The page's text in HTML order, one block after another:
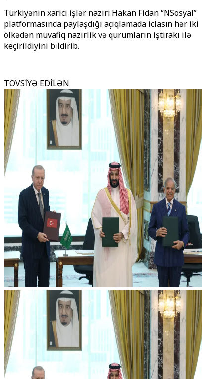
Türkiyənin xarici işlər naziri Hakan Fidan “NSosyal”
platformasında paylaşdığı açıqlamada iclasın hər iki
ölkədən müvafiq nazirlik və qurumların iştirakı ilə
keçirildiyini bildirib.
TÖVSİYƏ EDİLƏN